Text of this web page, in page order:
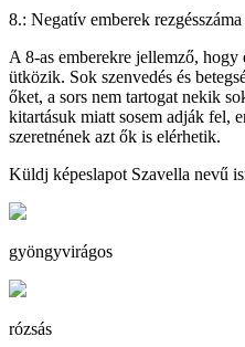
8.: Negatív emberek rezgésszáma
A 8-as emberekre jellemző, hogy
ütközik. Sok szenvedés és
őket, a sors nem tartogat nekik
kitartásuk miatt sosem adják fel,
szeretnének azt ők is elérhetik.
Küldj képeslapot Szavella nevű
gyöngyvirágos
rózsás